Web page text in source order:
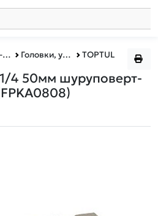
Головки, удлинители, воротки, трещотки TOPTUL
4 50мм шуруповерт-